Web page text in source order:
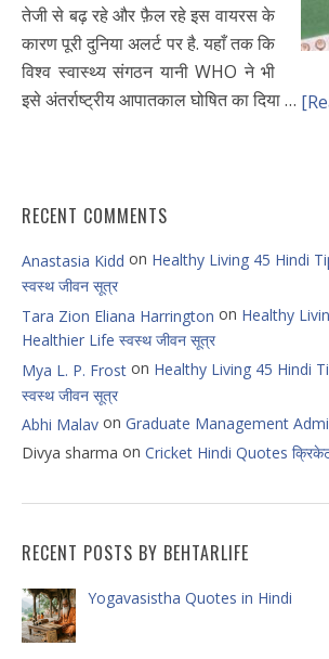
तेजी से बढ़ रहे और फ़ैल रहे इस वायरस के
कारण पूरी दुनिया अलर्ट पर है. यहाँ तक कि
विश्व स्वास्थ्य संगठन यानी WHO ने भी
इसे अंतर्राष्ट्रीय आपातकाल घोषित का दिया …
RECENT COMMENTS
Anastasia Kidd on Healthy Living 45 Hindi
स्वस्थ जीवन सूत्र
Tara Zion Eliana Harrington on Healthy
Healthier Life स्वस्थ जीवन सूत्र
Mya L. P. Frost on Healthy Living 45 Hindi
स्वस्थ जीवन सूत्र
Abhi Malav on Graduate Management
Divya sharma on Cricket Hindi Quotes
RECENT POSTS BY BEHTARLIFE
Yogavasistha Quotes in Hindi